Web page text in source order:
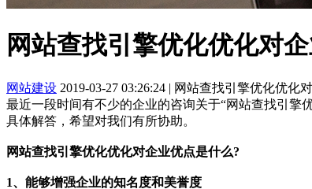
网站查找引擎优化优化对
网站建设 2019-03-27 03:26:24 | 网站查找引擎优化优化
最近一段时间有不少的企业的咨询关于“网站查找引擎
具体解答，希望对我们有所协助。
网站查找引擎优化优化对企业优点是什么?
1、能够增强企业的知名度和美誉度